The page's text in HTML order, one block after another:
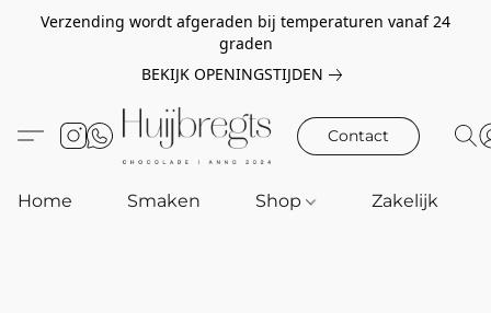
Verzending wordt afgeraden bij temperaturen vanaf 24
graden
BEKIJK OPENINGSTIJDEN
Contact
Home Smaken Shop Zakelijk